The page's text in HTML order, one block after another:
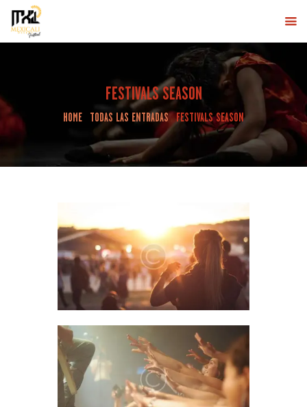
FESTIVALS SEASON
HOME TODAS LAS ENTRADAS FESTIVALS SEASON
Eventos de Baile en Mexicali
MEXICALI DESERT FESTIVAL
COMPRA AQUÍ
CONTÁCTANOS